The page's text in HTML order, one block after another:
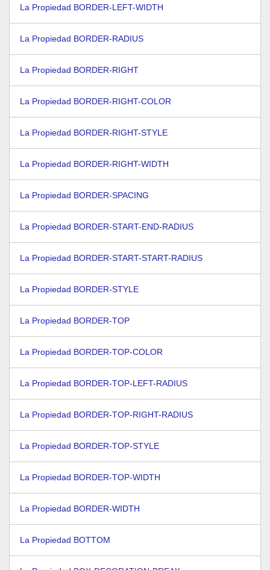
La Propiedad BORDER-LEFT-WIDTH
La Propiedad BORDER-RADIUS
La Propiedad BORDER-RIGHT
La Propiedad BORDER-RIGHT-COLOR
La Propiedad BORDER-RIGHT-STYLE
La Propiedad BORDER-RIGHT-WIDTH
La Propiedad BORDER-SPACING
La Propiedad BORDER-START-END-RADIUS
La Propiedad BORDER-START-START-RADIUS
La Propiedad BORDER-STYLE
La Propiedad BORDER-TOP
La Propiedad BORDER-TOP-COLOR
La Propiedad BORDER-TOP-LEFT-RADIUS
La Propiedad BORDER-TOP-RIGHT-RADIUS
La Propiedad BORDER-TOP-STYLE
La Propiedad BORDER-TOP-WIDTH
La Propiedad BORDER-WIDTH
La Propiedad BOTTOM